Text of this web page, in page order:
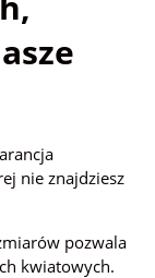
nie znajdziesz
pozwala
kwiatowych.